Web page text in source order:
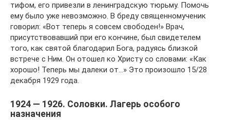
тифом, его привезли в ленинградскую тюрьму. Помочь
ему было уже невозможно. В бреду священномученик
говорил: «Вот теперь я совсем свободен!» Врач,
присутствовавший при его кончине, был свидетелем
того, как святой благодарил Бога, радуясь близкой
встрече с Ним. Он отошел ко Христу со словами: «Как
хорошо! Теперь мы далеки от…» Это произошло 15/28
декабря 1929 года.
1924 — 1926. Соловки. Лагерь особого
назначения